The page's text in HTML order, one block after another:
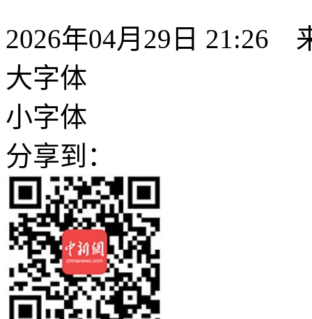
2026年04月29日 21:26
大字体
小字体
分享到：